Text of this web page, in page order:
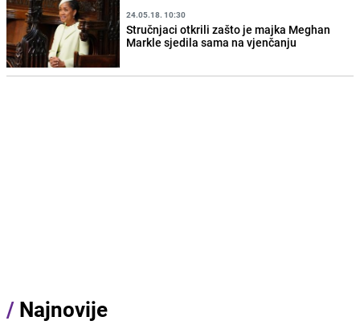
24.05.18. 10:30
Stručnjaci otkrili zašto je majka Meghan
Markle sjedila sama na vjenčanju
/ Najnovije